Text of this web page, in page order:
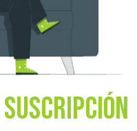
suscripción